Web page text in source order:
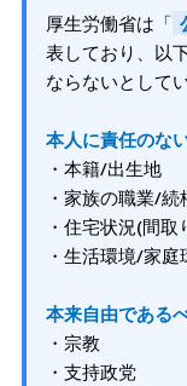
厚生労働省は「
表しており、以
ならないとして
本人に責任のな
・本籍/出生地
・家族の職業/
・住宅状況(間
・生活環境/家庭
本来自由である
・宗教
・支持政党